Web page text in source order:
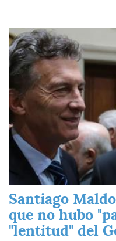
Imagen
Santiago
que no hubo
"lentitud" del